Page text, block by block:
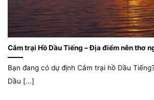
Cắm trại Hồ Dầu Tiếng – Địa điểm nên thơ
Bạn đang có dự định Cắm trại hồ Dầu
Dầu [...]